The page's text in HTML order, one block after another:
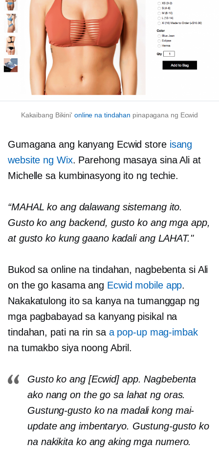
Kakaibang Bikini' online na tindahan pinapagana ng Ecwid
Gumagana ang kanyang Ecwid store isang
website ng Wix. Parehong masaya sina Ali at
Michelle sa kumbinasyong ito ng techie.
“MAHAL ko ang dalawang sistemang ito.
Gusto ko ang backend, gusto ko ang mga app,
at gusto ko kung gaano kadali ang LAHAT."
Bukod sa online na tindahan, nagbebenta si Ali
on the go kasama ang Ecwid mobile app.
Nakakatulong ito sa kanya na tumanggap ng
mga pagbabayad sa kanyang pisikal na
tindahan, pati na rin sa a pop-upmag-imbak
na tumakbo siya noong Abril.
Gusto ko ang [Ecwid] app. Nagbebenta
ako nang on the go sa lahat ng oras.
Gustung-gusto ko na madali kong mai-
update ang imbentaryo. Gustung-gusto ko
na nakikita ko ang aking mga numero.